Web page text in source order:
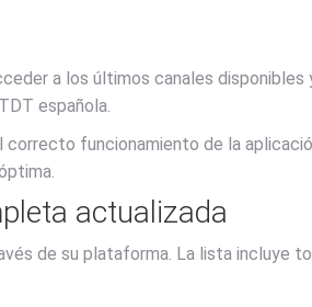
a los últimos canales
española.
correcto funcionamiento de la
actualizada
de su plataforma. La lista incluye